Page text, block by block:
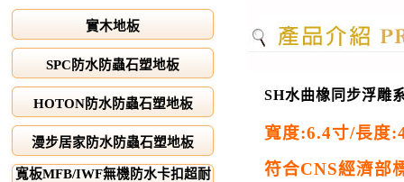
實木地板
SPC防水防蟲石塑地板
HOTON防水防蟲石塑地板
漫步居家防水防蟲石塑地板
寬板MFB/IWF無機防水卡扣超耐
SH水曲橡同步浮雕
寬度:6.4寸/長度
符合CNS經濟部